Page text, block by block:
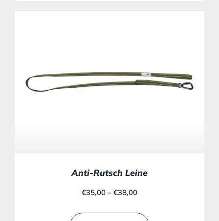
Anti-Rutsch Leine
€35,00 – €38,00